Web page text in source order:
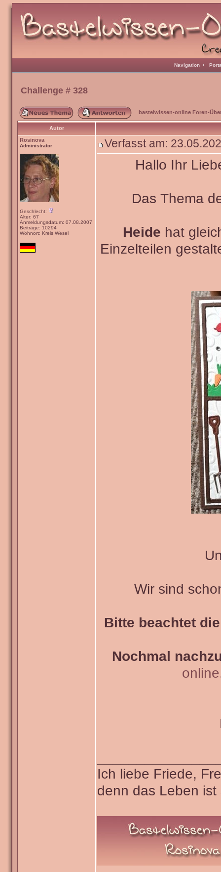
Navigation •
Challenge # 328
bastelwissen-online Foren-
Autor
Rosinova
Administrator
Geschlecht:
Alter: 67
Anmeldungsdatum: 07.08.2007
Beiträge: 10294
Wohnort: Kreis Wesel
Verfasst am:
Hallo Ihr
Das Thema
Heide hat
Einzelteilen
Wir sind
Bitte beachtet
Nochmal
Ich liebe Friede,
denn das Leben